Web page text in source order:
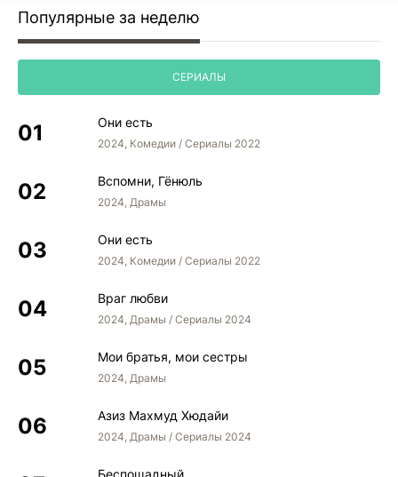
Популярные за неделю
СЕРИАЛЫ
Они есть
2024, Комедии / Сериалы 2022
Вспомни, Гёнюль
2024, Драмы
Они есть
2024, Комедии / Сериалы 2022
Враг любви
2024, Драмы / Сериалы 2024
Мои братья, мои сестры
2024, Драмы
Азиз Махмуд Хюдайи
2024, Драмы / Сериалы 2024
Беспощадный